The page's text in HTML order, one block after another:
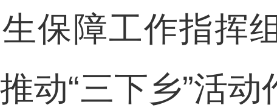
保障工作指挥
动“三下乡”活